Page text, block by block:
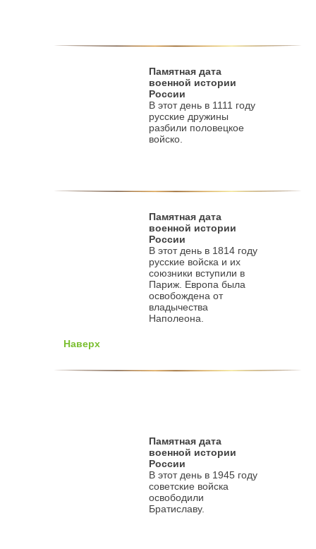
Памятная дата
военной истории
России
В этот день в 1111 году
русские дружины
разбили половецкое
войско.
Памятная дата
военной истории
России
В этот день в 1814 году
русские войска и их
союзники вступили в
Париж. Европа была
освобождена от
владычества
Наполеона.
Наверх
Памятная дата
военной истории
России
В этот день в 1945 году
советские войска
освободили
Братиславу.